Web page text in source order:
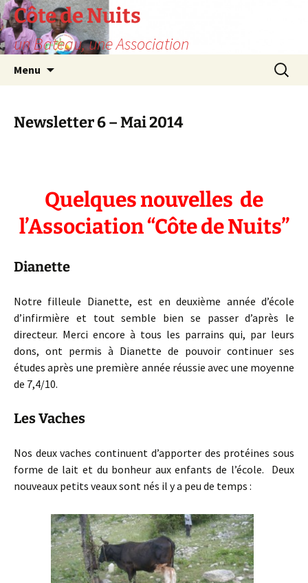
Skip
to
content
Côte de Nuits
un Bateau, une Association
Menu
Search
for:
Newsletter 6 – Mai 2014
Quelques nouvelles de
l’Association “Côte de Nuits”
Dianette
Notre filleule Dianette, est en deuxième année d’école
d’infirmière et tout semble bien se passer d’après le
directeur. Merci encore à tous les parrains qui, par leurs
dons, ont permis à Dianette de pouvoir continuer ses
études après une première année réussie avec une moyenne
de 7,4/10.
Les Vaches
Nos deux vaches continuent d’apporter des protéines sous
forme de lait et du bonheur aux enfants de l’école. Deux
nouveaux petits veaux sont nés il y a peu de temps :